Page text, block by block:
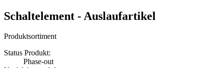
Schaltelement - Auslaufartikel
Produktsortiment
Status Produkt:
Phase-out